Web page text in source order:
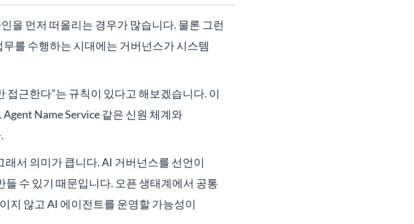
을 먼저 떠올리는 경우가 많습니다. 물론 그런
를 수행하는 시대에는 거버넌스가 시스템
접근한다”는 규칙이 있다고 해보겠습니다. 이
Name Service 같은 신원 체계와
서 의미가 큽니다. AI 거버넌스를 선언이
수 있기 때문입니다. 오픈 생태계에서 공통
지 않고 AI 에이전트를 운영할 가능성이